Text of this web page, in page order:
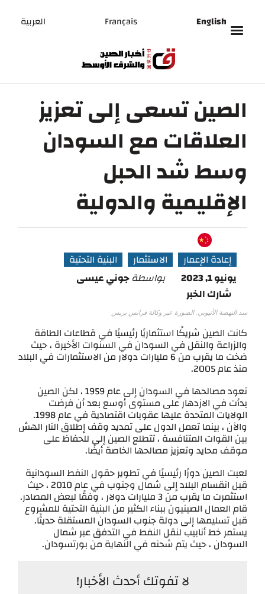
English
Français العربية
الصين تسعى إلى تعزيز
العلاقات مع السودان
وسط شد الحبل
الإقليمية والدولية
إعادة الإعمار الاستثمار
البنية التحتية
يونيو 1, 2023
بواسطةجوني عيسى
شارك الخبر
سد النهضة الأثيوبي. الصورة عبر وكالة فرانس بريس
كانت الصين شريكًا استثماريًا رئيسيًا في قطاعات الطاقة
والزراعة والنقل في السودان في السنوات الأخيرة ، حيث
ضخت ما يقرب من 6 مليارات دولار من الاستثمارات في البلاد
منذ عام 2005.
تعود مصالحها في السودان إلى عام 1959 ، لكن الصين
بدأت في الازدهار على مستوى أوسع بعد أن فرضت
الولايات المتحدة عليها عقوبات اقتصادية في عام 1998.
والآن ، بينما تعمل الدول على تمديد وقف إطلاق النار الهش
بين القوات المتنافسة ، تتطلع الصين إلى للحفاظ على
موقف محايد وتعزيز مصالحها الخاصة أيضًا.
لعبت الصين دورًا رئيسيًا في تطوير حقول النفط السودانية
قبل انقسام البلاد إلى شمال وجنوب في عام 2010 ، حيث
استثمرت ما يقرب من 3 مليارات دولار ، وفقًا لبعض المصادر.
قام العمال الصينيون ببناء الكثير من البنية التحتية للمشروع
قبل تسليمها إلى دولة جنوب السودان المستقلة حديثًا.
يستمر خط أنابيب لنقل النفط في التدفق عبر شمال
السودان ، حيث يتم شحنه في النهاية من بورتسودان.
لا تفوتك أحدث الأخبار!